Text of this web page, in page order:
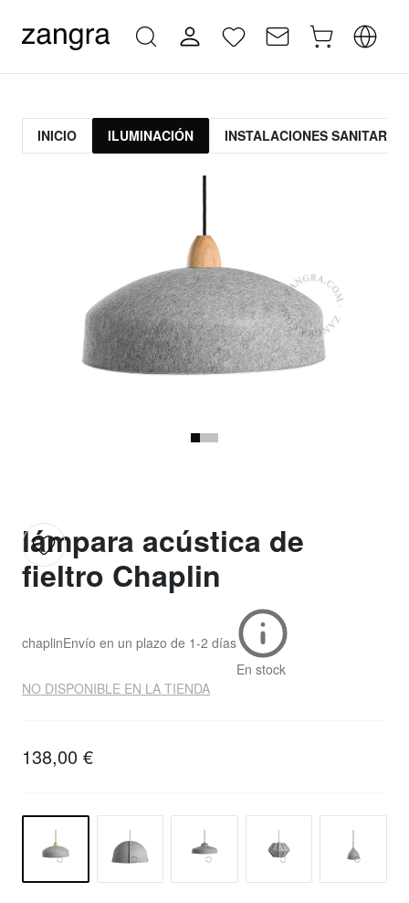
INICIO ILUMINACIÓN INSTALACIONES SANITARIAS
lámpara acústica de
fieltro Chaplin
chaplinEnvío en un plazo de 1-2 días
En stock
NO DISPONIBLE EN LA TIENDA
138,00 €